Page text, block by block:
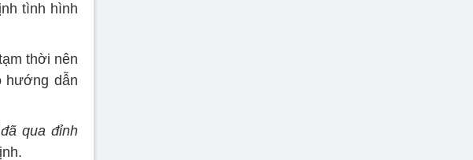
tình hình
thời nên
hướng dẫn
qua đỉnh